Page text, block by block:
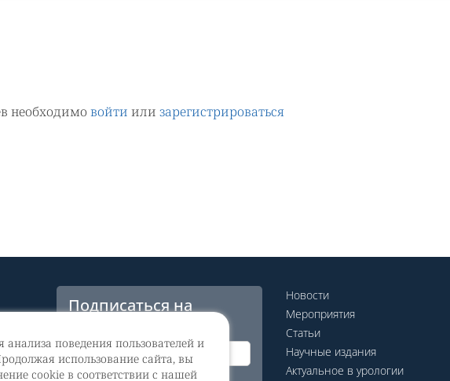
поведения пользователей и
использование сайта, вы
cookie в соответствии с нашей
необходимо войти или зарегистрироваться
Подписаться на
Новости
Мероприятия
Статьи
Научные издания
Актуальное в урологии